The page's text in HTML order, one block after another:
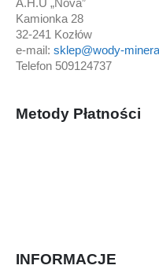
Kamionka 28
32-241 Kozłów
e-mail: sklep@wody-
Telefon 509124737
Metody Płatności
INFORMACJE